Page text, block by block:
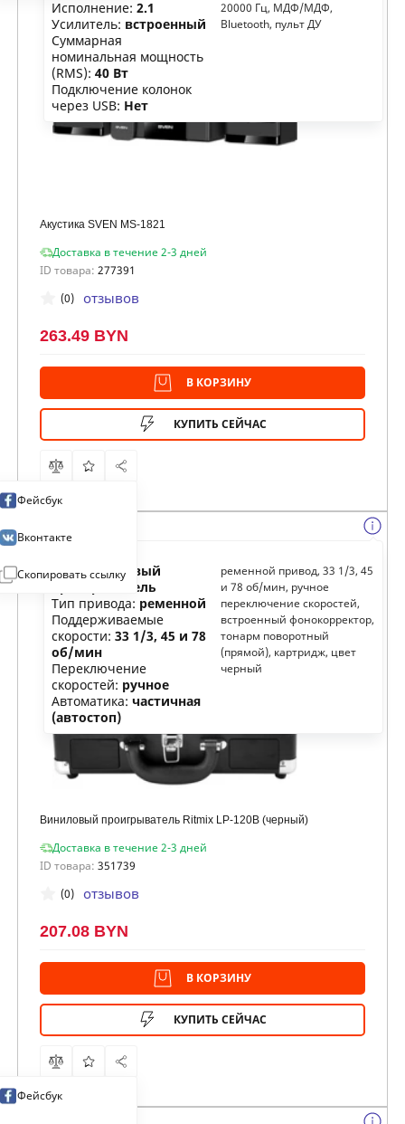
Акустика SVEN MS-1821
Доставка в течение 2-3 дней
ID товара: 277391
Исполнение: 2.1
Усилитель: встроенный
Суммарная
номинальная мощность
(RMS): 40 Вт
Подключение колонок
через USB: Нет
20000 Гц, МДФ/МДФ,
Bluetooth, пульт ДУ
(0) отзывов
263.49 BYN
В КОРЗИНУ
КУПИТЬ СЕЙЧАС
Фейсбук
Вконтакте
Скопировать ссылку
Виниловый проигрыватель Ritmix LP-120B (черный)
Доставка в течение 2-3 дней
ID товара: 351739
Тип:виниловый
проигрыватель
Тип привода: ременной
Поддерживаемые
скорости: 33 1/3, 45 и 78
об/мин
Переключение
скоростей: ручное
Автоматика: частичная
(автостоп)
ременной привод, 33 1/3, 45
и 78 об/мин, ручное
переключение скоростей,
встроенный фонокорректор,
тонарм поворотный
(прямой), картридж, цвет
черный
(0) отзывов
207.08 BYN
В КОРЗИНУ
КУПИТЬ СЕЙЧАС
Фейсбук